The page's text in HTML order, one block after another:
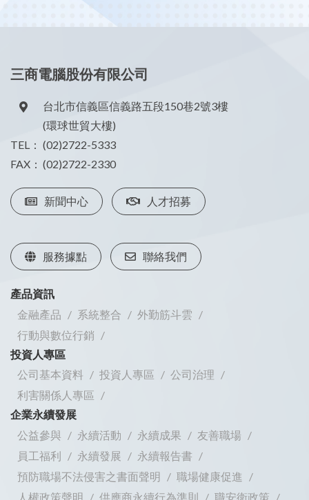
三商電腦股份有限公司
台北市信義區信義路五段150巷2號3樓
(環球世貿大樓)
TEL： (02)2722-5333
FAX： (02)2722-2330
新聞中心 人才招募
服務據點 聯絡我們
產品資訊
金融產品
系統整合
外勤筋斗雲
行動與數位行銷
投資人專區
公司基本資料
投資人專區
公司治理
利害關係人專區
企業永續發展
公益參與
永續活動 永續成果
友善職場
員工福利
永續發展
永續報告書
預防職場不法侵害之書面聲明
職場健康促進
人權政策聲明
供應商永續行為準則 職安衛政策